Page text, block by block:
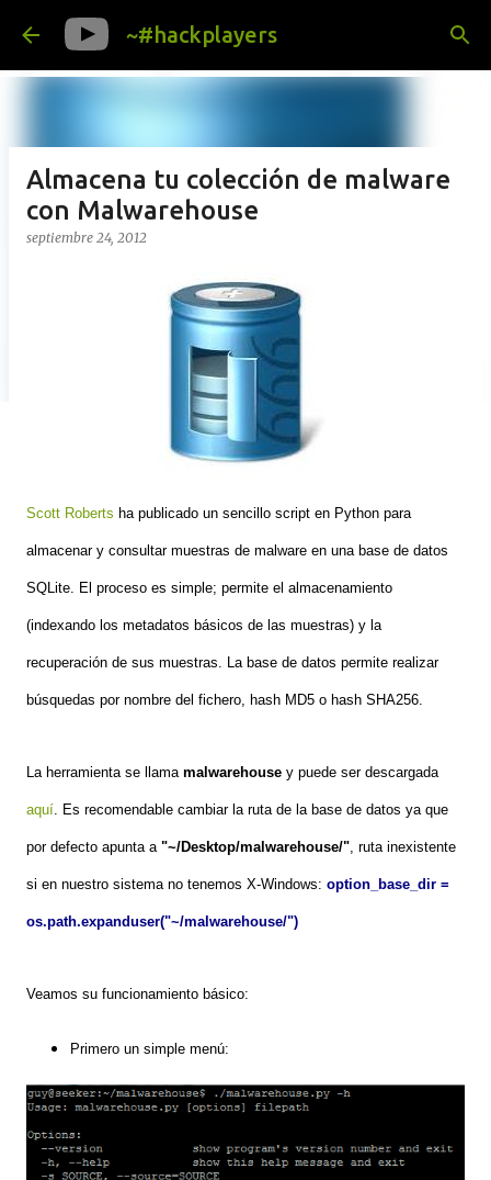
Ir al contenido principal
~#hackplayers
Almacena tu colección de malware
con Malwarehouse
septiembre 24, 2012
Scott Roberts ha publicado un sencillo script en Python para
almacenar y consultar muestras de malware en una base de datos
SQLite. El proceso es simple; permite el almacenamiento
(indexando los metadatos básicos de las muestras) y la
recuperación de sus muestras. La base de datos permite realizar
búsquedas por nombre del fichero, hash MD5 o hash SHA256.
La herramienta se llama malwarehouse y puede ser descargada
aquí. Es recomendable cambiar la ruta de la base de datos ya que
por defecto apunta a "~/Desktop/malwarehouse/", ruta inexistente
si en nuestro sistema no tenemos X-Windows: option_base_dir =
os.path.expanduser("~/malwarehouse/")
Veamos su funcionamiento básico:
Primero un simple menú: